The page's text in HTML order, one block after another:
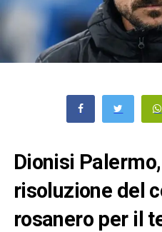
Dionisi
risoluzione del
rosanero per il